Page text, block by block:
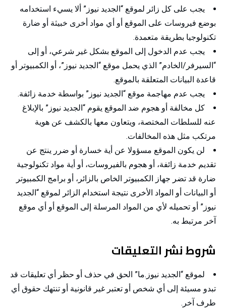
يجب على كل زائر لموقع “الجديد نيوز” ألا يسيء استخدامه
بوضع فيروسات على الموقع أو أي مواد أخرى خبيثة أو ضارة
تكنولوجيا بطريقة متعمدة.
يجب عدم الدخول إلى الموقع بشكل غير شرعي، أو إلى
“السيرفر/الخادم” الذي يحمل موقع “الجديد نيوز”، أو الكمبيوتر أو
قاعدة البيانات المتعلقة بالموقع.
يجب عدم مهاجمة موقع “الجديد نيوز” بواسطة خدمة زائفة.
كل مخالفة أو هجوم ضد الموقع يقوم “الجديد نيوز” بالإبلاغ
عنه للسلطات المختصة، ويتعاون معها بالكشف عن هوية
مرتكب مثل هذه المخالفات.
لن يكون الموقع مسؤولا عن أية خسارة أو ضرر ينتج عن
تقديم خدمة زائفة، أو هجوم بالفيروسات، أو أية مواد تكنولوجية
ضارة قد تضر جهاز الكمبيوتر الخاص بالزائر، أو برامج الكمبيوتر
أو البيانات أو المواد الأخرى نتيجة استخدام الزائر لموقع “الجديد
نيوز” أو تحميله لأي من المواد المرسلة إلى الموقع أو أي موقع
آخر مرتبط به.
شروط نشر التعليقات
لموقع “الجديد نيوز.ما” الحق في حذف أو حظر أي تعليقات قد
تبدو مسيئة إلى أي شخص أو تعتبر غير قانونية أو تنتهك حقوق أي
طرف آخر.